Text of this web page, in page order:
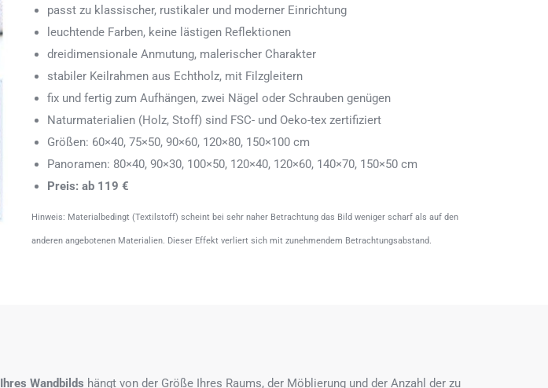
passt zu klassischer, rustikaler und moderner Einrichtung
leuchtende Farben, keine lästigen Reflektionen
dreidimensionale Anmutung, malerischer Charakter
stabiler Keilrahmen aus Echtholz, mit Filzgleitern
fix und fertig zum Aufhängen, zwei Nägel oder Schrauben genügen
Naturmaterialien (Holz, Stoff) sind FSC- und Oeko-tex zertifiziert
Größen: 60×40, 75×50, 90×60, 120×80, 150×100 cm
Panoramen: 80×40, 90×30, 100×50, 120×40, 120×60, 140×70, 150×50 cm
Preis: ab 119 €
Hinweis: Materialbedingt (Textilstoff) scheint bei sehr naher Betrachtung das Bild weniger scharf als auf den
anderen angebotenen Materialien. Dieser Effekt verliert sich mit zunehmendem Betrachtungsabstand.
Ihres Wandbilds hängt von der Größe Ihres Raums, der Möblierung und der Anzahl der zu